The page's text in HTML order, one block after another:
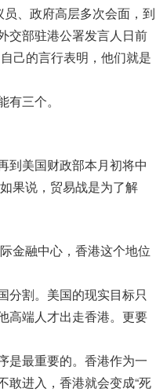
、政府高层多次会面，到
交部驻港公署发言人日前
己的言行表明，他们就是
三个。
到美国财政部本月初将中
果说，贸易战是为了解
金融中心，香港这个地位
分割。美国的现实目标只
高端人才出走香港。更要
是最重要的。香港作为一
敢进入，香港就会变成“死